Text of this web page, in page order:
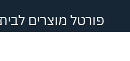
פורטל מוצרים